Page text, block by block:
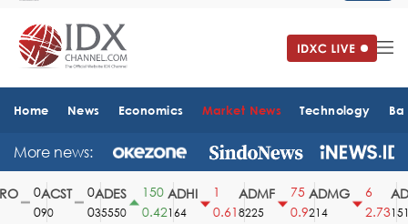
Home News Economics Market News Technology
More news:
ACST
90
ADES
35550
150
0.42
ADHI
164
0.61
ADMF
8225
75
0.9
ADMG
214
2.731510